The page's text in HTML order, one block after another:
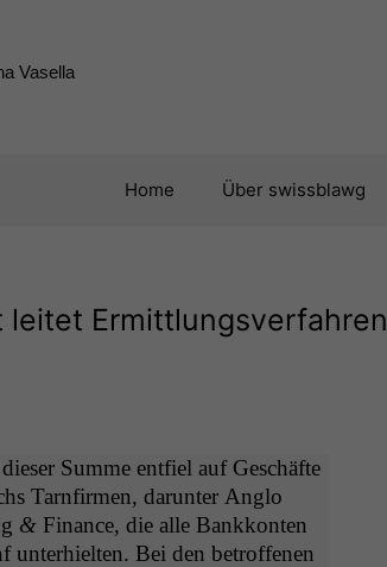
Vasella
Home Über swissblawg
leitet Ermittlungsverfahren
Summe ent­fiel auf Geschäfte
Tarn­fir­men, darunter Anglo
&Finance, die alle Bankkon­ten
unter­hiel­ten. Bei den betrof­fe­nen